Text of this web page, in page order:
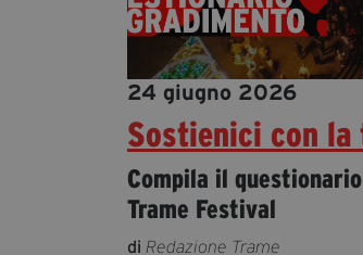
24 giugno 2026
Sostienici con la
Compila il
Trame Festival
di Redazione Trame